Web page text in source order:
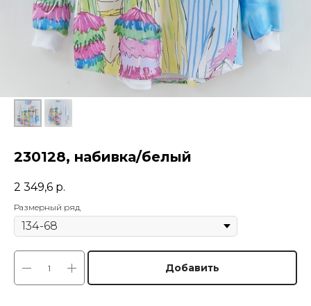
230128, набивка/белый
2 349,6 р.
Размерный ряд
Добавить